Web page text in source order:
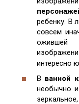
ребенку. В
совсем
ожившей
интересно
В ванной
необычно и